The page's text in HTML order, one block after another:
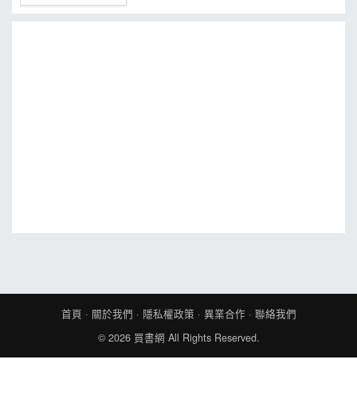
首頁 · 關於我們 · 隱私權政策 · 異業合作 · 聯絡我們
© 2026 買書網 All Rights Reserved.
外文書